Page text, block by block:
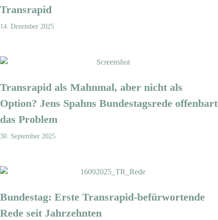
Transrapid
14. Dezember 2025
Transrapid als Mahnmal, aber nicht als
Option? Jens Spahns Bundestagsrede offenbart
das Problem
30. September 2025
Bundestag: Erste Transrapid-befürwortende
Rede seit Jahrzehnten